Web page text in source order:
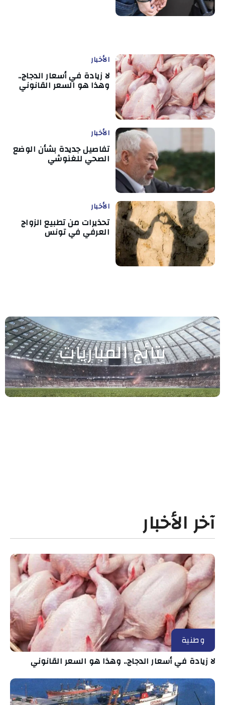
الأخبار
لا زيادة في أسعار الدجاج..
وهذا هو السعر القانوني
الأخبار
تفاصيل جديدة بشأن الوضع
الصحي للغنوشي
الأخبار
تحذيرات من تطبيع الزواج
العرفي في تونس
نتائج المباريات
آخر الأخبار
وطنية
لا زيادة في أسعار الدجاج.. وهذا هو السعر القانوني